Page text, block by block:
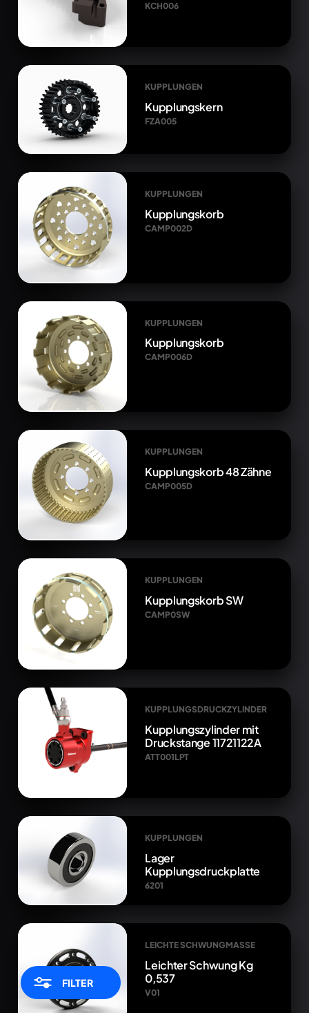
FILTER
KCH006
KUPPLUNGEN
Kupplungskern
FZA005
KUPPLUNGEN
Kupplungskorb
CAMP002D
KUPPLUNGEN
Kupplungskorb
CAMP006D
KUPPLUNGEN
Kupplungskorb 48 Zähne
CAMP005D
KUPPLUNGEN
Kupplungskorb SW
CAMP0SW
KUPPLUNGSDRUCKZYLINDER
Kupplungszylinder mit
Druckstange 11721122A
ATT001LPT
KUPPLUNGEN
Lager
Kupplungsdruckplatte
6201
LEICHTE SCHWUNGMASSE
Leichter Schwung Kg
0,537
V01